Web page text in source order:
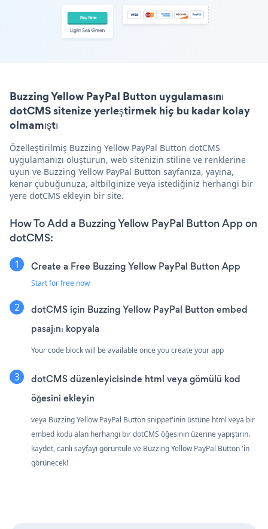
Buzzing Yellow PayPal Button uygulamasını
dotCMS sitenize yerleştirmek hiç bu kadar kolay
olmamıştı
Özelleştirilmiş Buzzing Yellow PayPal Button dotCMS
uygulamanızı oluşturun, web sitenizin stiline ve renklerine
uyun ve Buzzing Yellow PayPal Button sayfanıza, yayına,
kenar çubuğunuza, altbilginize veya istediğiniz herhangi bir
yere dotCMS ekleyin bir site.
How To Add a Buzzing Yellow PayPal Button App on
dotCMS:
Create a Free Buzzing Yellow PayPal Button App
Start for free now
dotCMS için Buzzing Yellow PayPal Button embed
pasajını kopyala
Your code block will be available once you create your app
dotCMS düzenleyicisinde html veya gömülü kod
öğesini ekleyin
veya Buzzing Yellow PayPal Button snippet'inin üstüne html veya bir
embed kodu alan herhangi bir dotCMS öğesinin üzerine yapıştırın.
kaydet, canlı sayfayı görüntüle ve Buzzing Yellow PayPal Button 'in
görünecek!